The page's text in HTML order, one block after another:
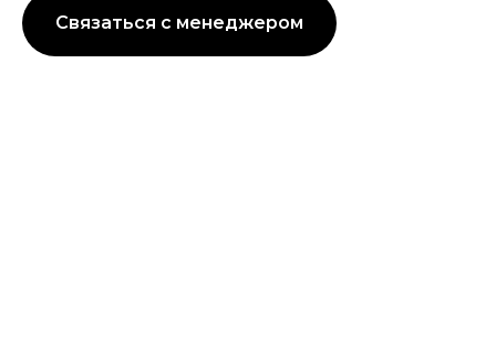
Связаться с менеджером